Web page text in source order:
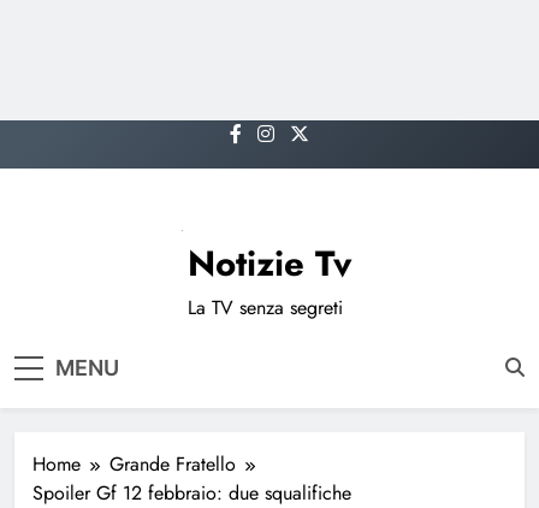
to
Notizie Tv
La TV senza segreti
MENU
Home
Grande Fratello
Spoiler Gf 12 febbraio: due squalifiche